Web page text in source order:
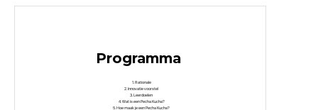
Programma
Rationale
Innovatie voorstel
Leerdoelen
Wat is een Pecha Kucha?
Hoe maak je een Pecha Kucha?